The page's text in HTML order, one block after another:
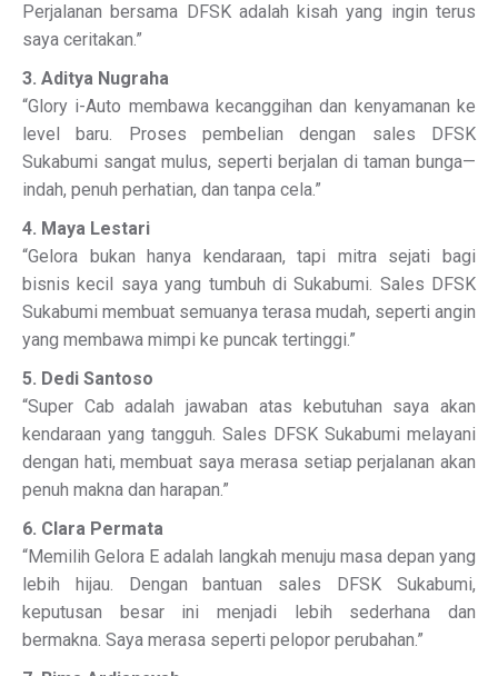
Perjalanan bersama DFSK adalah kisah yang ingin terus
saya ceritakan.”
3. Aditya Nugraha
“Glory i-Auto membawa kecanggihan dan kenyamanan ke
level baru. Proses pembelian dengan sales DFSK
Sukabumi sangat mulus, seperti berjalan di taman bunga—
indah, penuh perhatian, dan tanpa cela.”
4. Maya Lestari
“Gelora bukan hanya kendaraan, tapi mitra sejati bagi
bisnis kecil saya yang tumbuh di Sukabumi. Sales DFSK
Sukabumi membuat semuanya terasa mudah, seperti angin
yang membawa mimpi ke puncak tertinggi.”
5. Dedi Santoso
“Super Cab adalah jawaban atas kebutuhan saya akan
kendaraan yang tangguh. Sales DFSK Sukabumi melayani
dengan hati, membuat saya merasa setiap perjalanan akan
penuh makna dan harapan.”
6. Clara Permata
“Memilih Gelora E adalah langkah menuju masa depan yang
lebih hijau. Dengan bantuan sales DFSK Sukabumi,
keputusan besar ini menjadi lebih sederhana dan
bermakna. Saya merasa seperti pelopor perubahan.”